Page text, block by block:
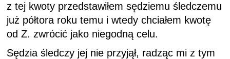
z tej kwoty przedstawiłem sędziemu śledczemu
już półtora roku temu i wtedy chciałem kwotę
od Z. zwrócić jako niegodną celu.
Sędzia śledczy jej nie przyjął, radząc mi z tym